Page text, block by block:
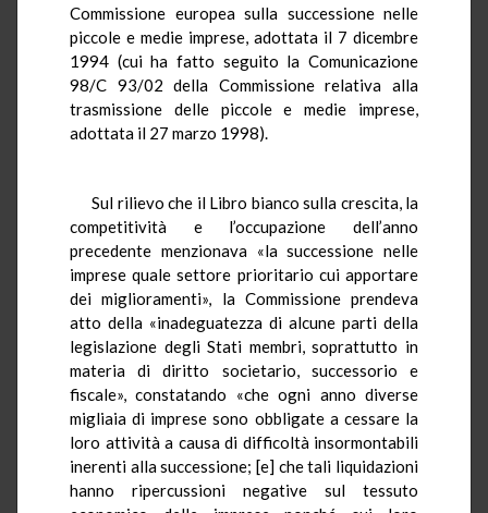
Commissione europea sulla successione nelle
piccole e medie imprese, adottata il 7 dicembre
1994 (cui ha fatto seguito la Comunicazione
98/C 93/02 della Commissione relativa alla
trasmissione delle piccole e medie imprese,
adottata il 27 marzo 1998).
Sul rilievo che il Libro bianco sulla crescita, la
competitività e l’occupazione dell’anno
precedente menzionava «la successione nelle
imprese quale settore prioritario cui apportare
dei miglioramenti», la Commissione prendeva
atto della «inadeguatezza di alcune parti della
legislazione degli Stati membri, soprattutto in
materia di diritto societario, successorio e
fiscale», constatando «che ogni anno diverse
migliaia di imprese sono obbligate a cessare la
loro attività a causa di difficoltà insormontabili
inerenti alla successione; [e] che tali liquidazioni
hanno ripercussioni negative sul tessuto